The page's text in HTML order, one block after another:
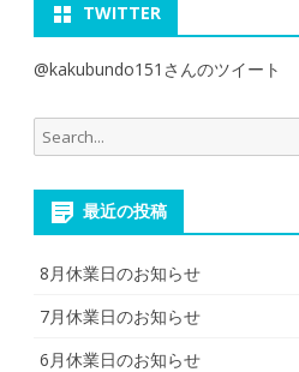
TWITTER
@kakubundo151さんのツイート
Search
for:
最近の投稿
8月休業日のお知らせ
7月休業日のお知らせ
6月休業日のお知らせ